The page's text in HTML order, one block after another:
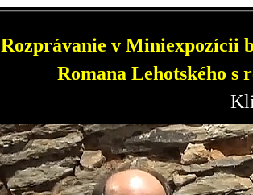
Rozprávanie v Miniexpozícii
Romana Lehotského s